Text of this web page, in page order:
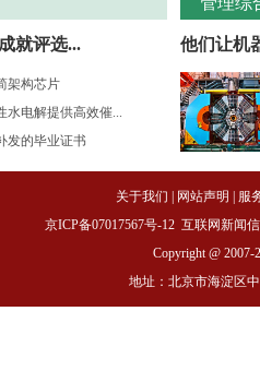
就评选...
架构芯片
水电解提供高效催...
发的毕业证书
他们让机
关于我们 网站声明
服
京ICP备07017567号-12 互联网新闻
Copyright @ 2007-
地址：北京市海淀区